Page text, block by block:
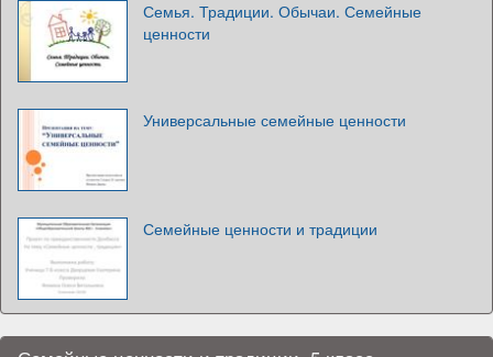
Семья. Традиции. Обычаи. Семейные
ценности
Универсальные семейные ценности
Семейные ценности и традиции